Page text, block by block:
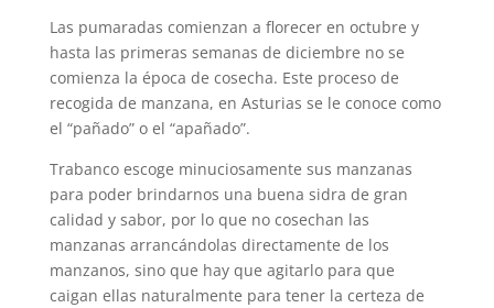
Las pumaradas comienzan a florecer en octubre y
hasta las primeras semanas de diciembre no se
comienza la época de cosecha. Este proceso de
recogida de manzana, en Asturias se le conoce como
el “pañado” o el “apañado”.
Trabanco escoge minuciosamente sus manzanas
para poder brindarnos una buena sidra de gran
calidad y sabor, por lo que no cosechan las
manzanas arrancándolas directamente de los
manzanos, sino que hay que agitarlo para que
caigan ellas naturalmente para tener la certeza de